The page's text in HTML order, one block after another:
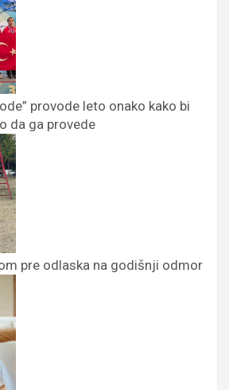
provode leto onako kako bi
da ga provede
pre odlaska na godišnji odmor